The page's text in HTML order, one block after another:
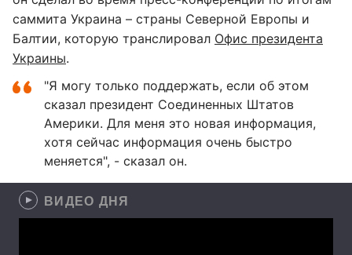
саммита Украина – страны Северной Европы и
Балтии, которую транслировал Офис президента
Украины.
"Я могу только поддержать, если об этом
сказал президент Соединенных Штатов
Америки. Для меня это новая информация,
хотя сейчас информация очень быстро
меняется", - сказал он.
ВИДЕО ДНЯ